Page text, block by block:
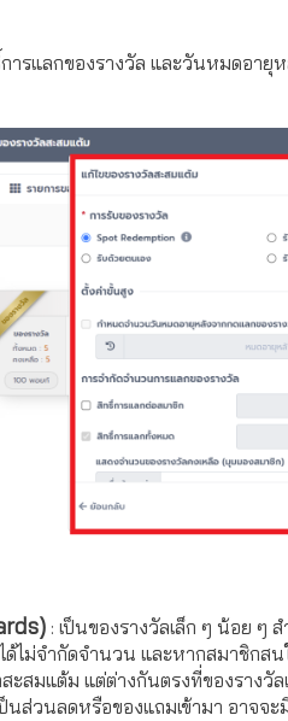
ารแลกของรางวัล และวันหมดอายุ
: เป็นของรางวัลเล็ก ๆ น้อย ๆ
ได้ไม่จำกัดจำนวน และหากสมาชิก
ะสมแต้ม แต่ต่างกันตรงที่ของราง
นส่วนลดหรือของแถมเข้ามา อาจจ